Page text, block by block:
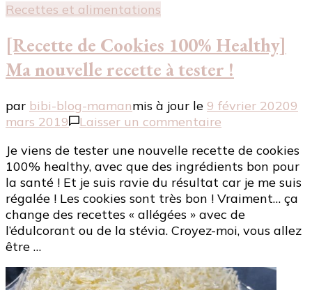
Recettes et alimentations
[Recette de Cookies 100% Healthy]
Ma nouvelle recette à tester !
par bibi-blog-mamanmis à jour le 9 février 20209
mars 2019
Laisser un commentaire
de
Cookies
100%
Healthy]
Ma
nouvelle
à
tester
Je viens de tester une nouvelle recette de cookies
100% healthy, avec que des ingrédients bon pour
la santé ! Et je suis ravie du résultat car je me suis
régalée ! Les cookies sont très bon ! Vraiment… ça
change des recettes « allégées » avec de
l’édulcorant ou de la stévia. Croyez-moi, vous allez
être …